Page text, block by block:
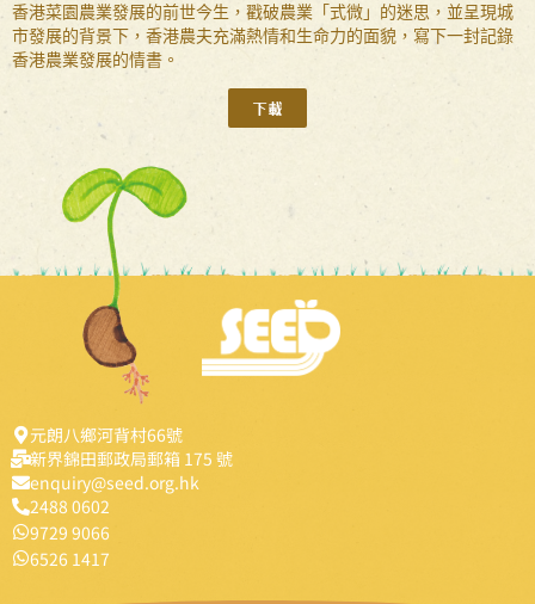
香港菜園農業發展的前世今生，戳破農業「式微」的迷思，並呈現城
市發展的背景下，香港農夫充滿熱情和生命力的面貌，寫下一封記錄
香港農業發展的情書。
下載
元朗八鄉河背村66號
新界錦田郵政局郵箱 175 號
enquiry@seed.org.hk
2488 0602
9729 9066
6526 1417